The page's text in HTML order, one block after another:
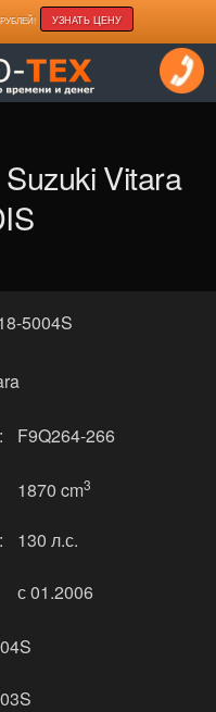
УЗНАТЬ ЦЕНУ
Vitara
5004S
F9Q264-266
1870 cm3
130 л.с.
с 01.2006